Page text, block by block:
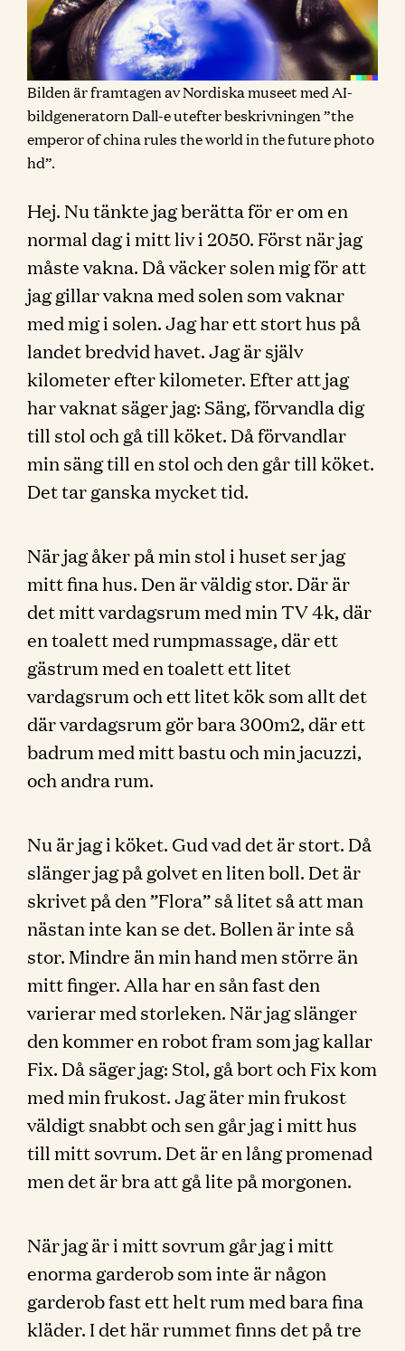
Bilden är framtagen av Nordiska museet med AI-
bildgeneratorn Dall-e utefter beskrivningen ”the
emperor of china rules the world in the future photo
hd”.
Hej. Nu tänkte jag berätta för er om en
normal dag i mitt liv i 2050. Först när jag
måste vakna. Då väcker solen mig för att
jag gillar vakna med solen som vaknar
med mig i solen. Jag har ett stort hus på
landet bredvid havet. Jag är själv
kilometer efter kilometer. Efter att jag
har vaknat säger jag: Säng, förvandla dig
till stol och gå till köket. Då förvandlar
min säng till en stol och den går till köket.
Det tar ganska mycket tid.
När jag åker på min stol i huset ser jag
mitt fina hus. Den är väldig stor. Där är
det mitt vardagsrum med min TV 4k, där
en toalett med rumpmassage, där ett
gästrum med en toalett ett litet
vardagsrum och ett litet kök som allt det
där vardagsrum gör bara 300m2, där ett
badrum med mitt bastu och min jacuzzi,
och andra rum.
Nu är jag i köket. Gud vad det är stort. Då
slänger jag på golvet en liten boll. Det är
skrivet på den ”Flora” så litet så att man
nästan inte kan se det. Bollen är inte så
stor. Mindre än min hand men större än
mitt finger. Alla har en sån fast den
varierar med storleken. När jag slänger
den kommer en robot fram som jag kallar
Fix. Då säger jag: Stol, gå bort och Fix kom
med min frukost. Jag äter min frukost
väldigt snabbt och sen går jag i mitt hus
till mitt sovrum. Det är en lång promenad
men det är bra att gå lite på morgonen.
När jag är i mitt sovrum går jag i mitt
enorma garderob som inte är någon
garderob fast ett helt rum med bara fina
kläder. I det här rummet finns det på tre